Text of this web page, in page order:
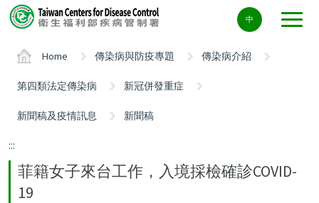
Center
block
中
Home 傳染病與防疫專題 傳染病介紹
第四類法定傳染病 新冠併發重症
新聞稿及疫情訊息 新聞稿
:::
菲籍女子來台工作，入境採檢確診COVID-
19